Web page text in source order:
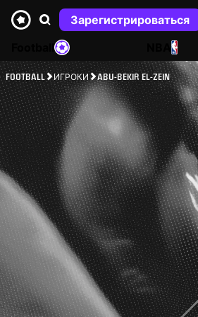
Зарегистрироваться
NBA
FOOTBALL ИГРОКИ ABU-BEKIR EL-ZEIN